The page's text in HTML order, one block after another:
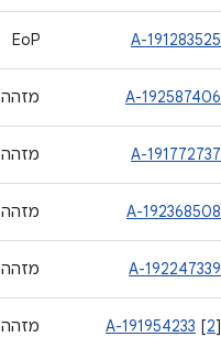
A-191283525
EoP
A-192587406 מזהה
A-191772737 מזהה
A-192368508 מזהה
A-192247339 מזהה
A-191954233 [2] מזהה